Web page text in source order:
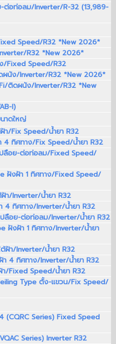
-ต่อท่อลม/Inverter/R-32 (13,989-
Speed/R32 *New 2026*
R32 *New 2026*
/Fixed Speed/R32
ผนัง/Inverter/R32 *New 2026*
Fi/ติดผนัง/Inverter/R32 *New
I)
าดใหญ่
า/Fix Speed/น้ำยา R32
4 ทิศทาง/Fix Speed/น้ำยา R32
ลือย-ต่อท่อลม/Fixed Speed/
ฝังฝ้า 1 ทิศทาง/Fixed Speed/
า/Inverter/น้ำยา R32
4 ทิศทาง/Inverter/น้ำยา R32
ลือย-ต่อท่อลม/Inverter/น้ำยา R32
ฝังฝ้า 1 ทิศทาง/Inverter/น้ำยา
ฝ้า/Inverter/น้ำยา R32
4 ทิศทาง/Inverter/น้ำยา R32
า/Fixed Speed/น้ำยา R32
Type ตั้ง-แขวน/Fix Speed/
(CQRC Series) Fixed Speed
Series) Inverter R32